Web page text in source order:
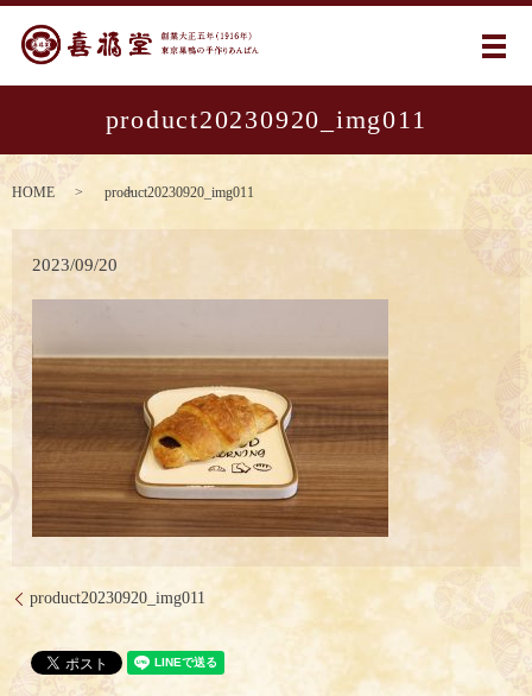
メ
product20230920_img011
HOME product20230920_img011
2023/09/20
product20230920_img011